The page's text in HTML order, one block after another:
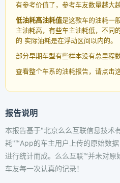
有参考价值了，参考车友数量越大越
低油耗高油耗值是这款车的油耗一
主油耗高，有些车主油耗低，不同
的 实际油耗是在浮动区间以内的。
部分早期车型有些样本没有总里程
查看整个车系的油耗报告，请点击
报告说明
本报告基于"北京么么互联信息技术
耗"™App的车主用户上传的原始数
进行统计而成。么么互联™并未对原
车友每一次认真的记录！